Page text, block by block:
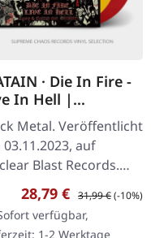
· Die In Fire -
In Hell |
RED 2LP
Metal. Veröffentlicht
03.11.2023, auf
Blast Records.
gelb &
rotes Doppel-
Es gibt Live-Alben,
Verkaufspreis:
28,79 € Regulärer Preis:
31,99 €(-10%)
verfügbar,
1-2 Werktage